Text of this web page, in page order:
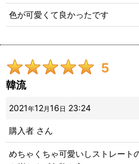
色が可愛くて良かったです
5
韓流
2021年12月 16 日 23:24
購入者 さん
めちゃくちゃ可愛いしストレート